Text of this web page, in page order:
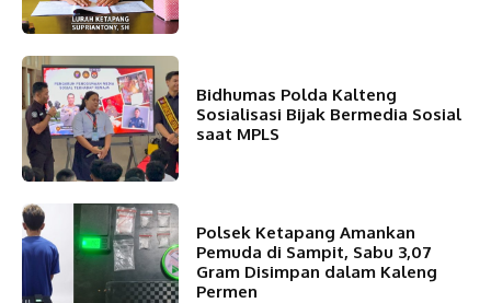
Bidhumas Polda Kalteng
Sosialisasi Bijak Bermedia Sosial
saat MPLS
Polsek Ketapang Amankan
Pemuda di Sampit, Sabu 3,07
Gram Disimpan dalam Kaleng
Permen